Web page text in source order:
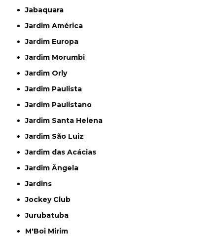
Jabaquara
Jardim América
Jardim Europa
Jardim Morumbi
Jardim Orly
Jardim Paulista
Jardim Paulistano
Jardim Santa Helena
Jardim São Luiz
Jardim das Acácias
Jardim Ângela
Jardins
Jockey Club
Jurubatuba
M'Boi Mirim